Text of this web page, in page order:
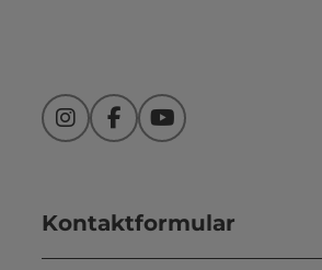
InstagramFacebookYouTube
Kontaktformular